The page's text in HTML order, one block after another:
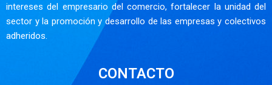
intereses del empresario del comercio, fortalecer la unidad del
sector y la promoción y desarrollo de las empresas y colectivos
adheridos.
CONTACTO